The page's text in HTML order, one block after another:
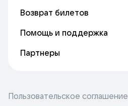
Возврат билетов
Помощь и поддержка
Партнеры
Пользовательское соглашение